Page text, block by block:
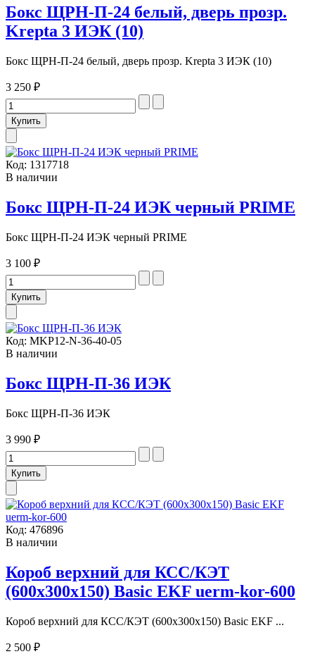
Бокс ЩРН-П-24 белый, дверь прозр.
Krepta 3 ИЭК (10)
Бокс ЩРН-П-24 белый, дверь прозр. Krepta 3 ИЭК (10)
3 250 ₽
Код: 1317718
В наличии
Бокс ЩРН-П-24 ИЭК черный PRIME
Бокс ЩРН-П-24 ИЭК черный PRIME
3 100 ₽
Код: MKP12-N-36-40-05
В наличии
Бокс ЩРН-П-36 ИЭК
Бокс ЩРН-П-36 ИЭК
3 990 ₽
Код: 476896
В наличии
Короб верхний для КСС/КЭТ
(600х300х150) Basic EKF uerm-kor-600
Короб верхний для КСС/КЭТ (600х300х150) Basic EKF ...
2 500 ₽